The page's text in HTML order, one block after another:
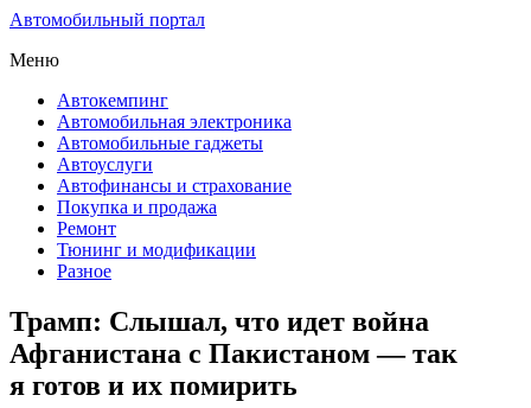
Автомобильный портал
Меню
Автокемпинг
Автомобильная электроника
Автомобильные гаджеты
Автоуслуги
Автофинансы и страхование
Покупка и продажа
Ремонт
Тюнинг и модификации
Разное
Трамп: Слышал, что идет война
Афганистана с Пакистаном — так
я готов и их помирить